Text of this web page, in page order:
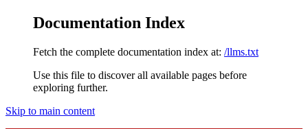
Documentation Index
Fetch the complete documentation index at: /llms.txt
Use this file to discover all available pages before
exploring further.
Skip to main content